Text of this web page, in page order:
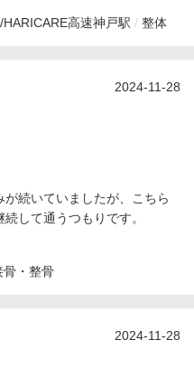
高速神戸駅 整体
2024-11-28
続いていましたが、こちら
して通うつもりです。
骨・整骨
2024-11-28